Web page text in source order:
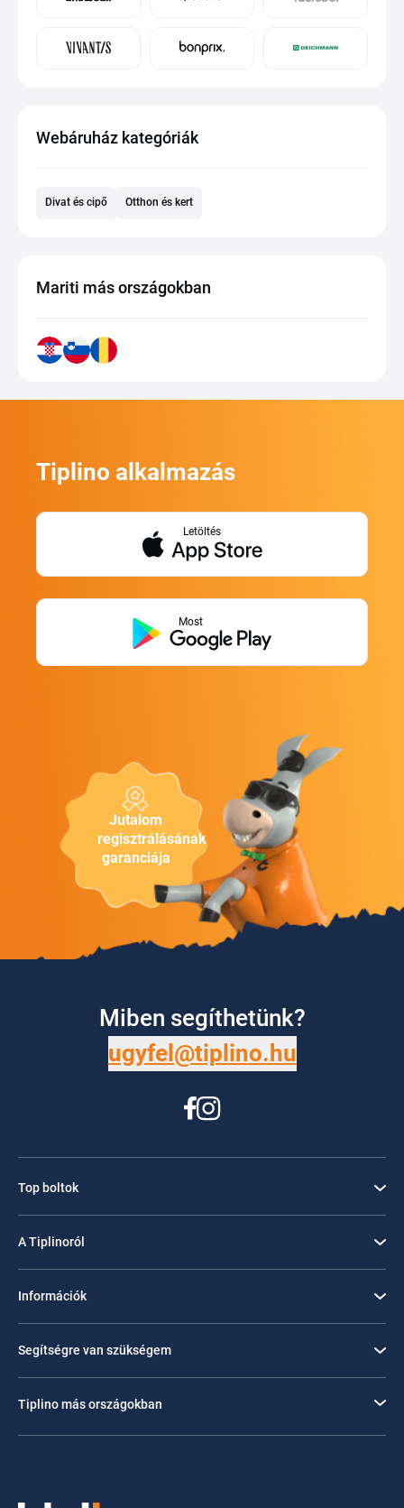
Webáruház kategóriák
Divat és cipő Otthon és kert
Mariti más országokban
Jutalom
regisztrálásának
garanciája
Tiplino alkalmazás
Letöltés
Most
Miben segíthetünk?
ugyfel@tiplino.hu
Top boltok
A Tiplinoról
Információk
Segítségre van szükségem
Tiplino más országokban